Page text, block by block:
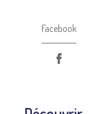
Facebook